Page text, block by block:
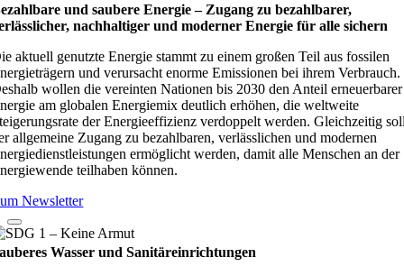
und saubere Energie – Zugang zu bezahlbarer,
nachhaltiger und moderner Energie für alle sichern
aktuell genutzte Energie stammt zu einem großen Teil aus fossilen
und verursacht enorme Emissionen bei ihrem Verbrauch.
wollen die vereinten Nationen bis 2030 den Anteil erneuerbarer
am globalen Energiemix deutlich erhöhen, die weltweite
der Energieeffizienz verdoppelt werden. Gleichzeitig
allgemeine Zugang zu bezahlbaren, verlässlichen und modernen
ermöglicht werden, damit alle Menschen an der
teilhaben können.
Newsletter
Wasser und Sanitäreinrichtungen